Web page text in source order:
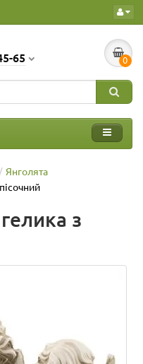
65 0
Янголята
з